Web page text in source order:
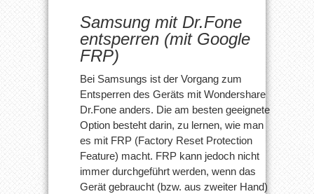
Samsung mit Dr.Fone
entsperren (mit Google
FRP)
Bei Samsungs ist der Vorgang zum
Entsperren des Geräts mit Wondershare
Dr.Fone anders. Die am besten geeignete
Option besteht darin, zu lernen, wie man
es mit FRP (Factory Reset Protection
Feature) macht. FRP kann jedoch nicht
immer durchgeführt werden, wenn das
Gerät gebraucht (bzw. aus zweiter Hand)